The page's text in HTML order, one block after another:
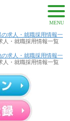
MENU
の求人・就職採用情報一
人・就職採用情報一覧
の求人・就職採用情報一
人・就職採用情報一覧